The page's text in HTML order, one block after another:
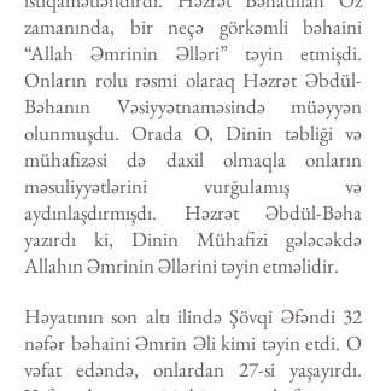
zamanında, bir neçə görkəmli bəhaini
“Allah Əmrinin Əlləri” təyin etmişdi.
Onların rolu rəsmi olaraq Həzrət Əbdül-
Bəhanın Vəsiyyətnaməsində müəyyən
olunmuşdu. Orada O, Dinin təbliği və
mühafizəsi də daxil olmaqla onların
məsuliyyətlərini vurğulamış və
aydınlaşdırmışdı. Həzrət Əbdül-Bəha
yazırdı ki, Dinin Mühafizi gələcəkdə
Allahın Əmrinin Əllərini təyin etməlidir.
Həyatının son altı ilində Şövqi Əfəndi 32
nəfər bəhaini Əmrin Əli kimi təyin etdi. O
vəfat edəndə, onlardan 27-si yaşayırdı.